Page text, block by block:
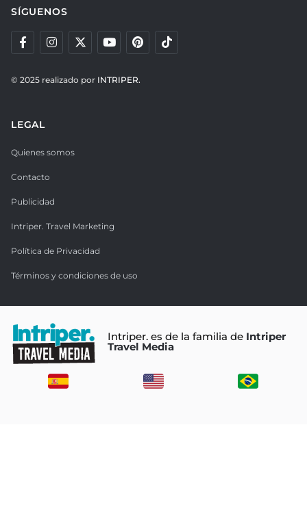
SÍGUENOS
© 2025 realizado por INTRIPER.
LEGAL
Quienes somos
Contacto
Publicidad
Intriper. Travel Marketing
Política de Privacidad
Términos y condiciones de uso
Intriper. es de la familia de Intriper
Travel Media